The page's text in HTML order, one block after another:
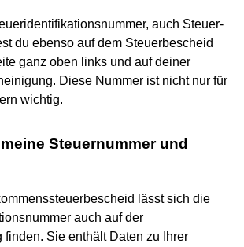
auch Steuer-
du ebenso auf dem Steuerbescheid
ganz oben links und auf deiner
Diese Nummer ist nicht nur für
wichtig.
Steuernummer und
lässt sich die
auch auf der
finden. Sie enthält Daten zu Ihrer